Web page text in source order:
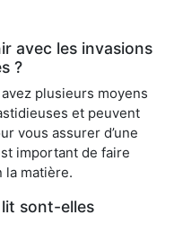
avec les invasions
?
plusieurs moyens
et peuvent
vous assurer d’une
important de faire
la matière.
lit sont-elles